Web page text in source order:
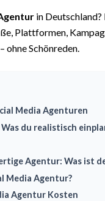
in
Plattformen,
Schönreden.
Media Agenturen
du realistisch
Agentur: Was ist
Media Agentur?
Agentur Kosten